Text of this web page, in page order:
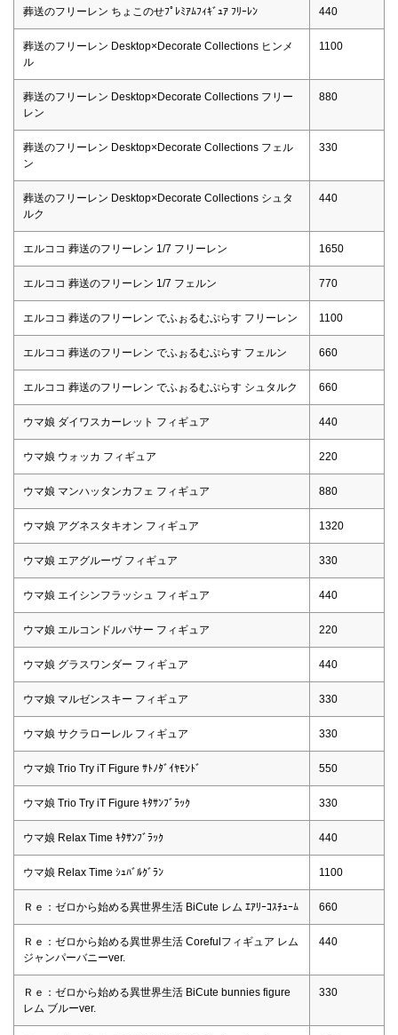
葬送のフリーレン ちょこのせﾌﾟﾚﾐｱﾑﾌｨｷﾞｭｱ ﾌﾘｰﾚﾝ 440
葬送のフリーレン Desktop×Decorate Collections ヒンメ
ル
1100
葬送のフリーレン Desktop×Decorate Collections フリー
レン
880
葬送のフリーレン Desktop×Decorate Collections フェル
ン
330
葬送のフリーレン Desktop×Decorate Collections シュタ
ルク
440
エルココ 葬送のフリーレン 1/7 フリーレン 1650
エルココ 葬送のフリーレン 1/7 フェルン 770
エルココ 葬送のフリーレン でふぉるむぷらす フリーレン 1100
エルココ 葬送のフリーレン でふぉるむぷらす フェルン 660
エルココ 葬送のフリーレン でふぉるむぷらす シュタルク 660
ウマ娘 ダイワスカーレット フィギュア 440
ウマ娘 ウォッカ フィギュア 220
ウマ娘 マンハッタンカフェ フィギュア 880
ウマ娘 アグネスタキオン フィギュア 1320
ウマ娘 エアグルーヴ フィギュア 330
ウマ娘 エイシンフラッシュ フィギュア 440
ウマ娘 エルコンドルパサー フィギュア 220
ウマ娘 グラスワンダー フィギュア 440
ウマ娘 マルゼンスキー フィギュア 330
ウマ娘 サクラローレル フィギュア 330
ウマ娘 Trio Try iT Figure ｻﾄﾉﾀﾞｲﾔﾓﾝﾄﾞ 550
ウマ娘 Trio Try iT Figure ｷﾀｻﾝﾌﾞﾗｯｸ 330
ウマ娘 Relax Time ｷﾀｻﾝﾌﾞﾗｯｸ 440
ウマ娘 Relax Time ｼｭﾊﾞﾙｸﾞﾗﾝ 1100
Ｒｅ：ゼロから始める異世界生活 BiCute レム ｴｱﾘｰｺｽﾁｭｰﾑ 660
Ｒｅ：ゼロから始める異世界生活 Corefulフィギュア レム
ジャンパーバニーver.
440
Ｒｅ：ゼロから始める異世界生活 BiCute bunnies figure
レム ブルーver.
330